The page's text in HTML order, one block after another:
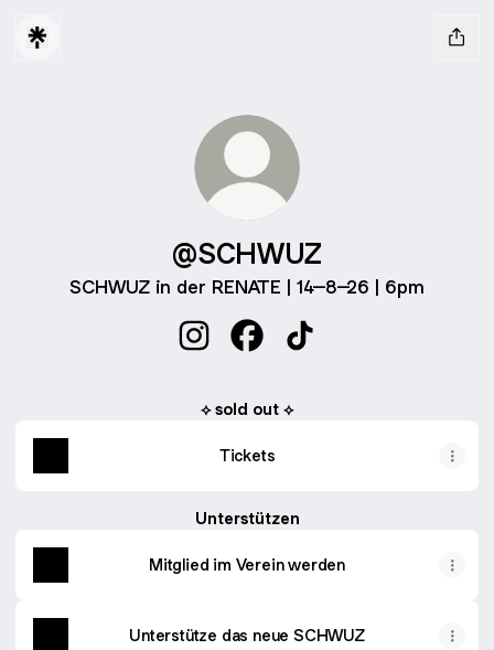
@SCHWUZ
SCHWUZ in der RENATE | 14–8–26 | 6pm
⟡ sold out ⟡
Tickets
Unterstützen
Mitglied im Verein werden
Unterstütze das neue SCHWUZ